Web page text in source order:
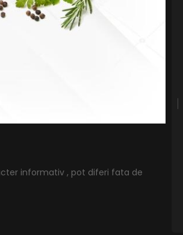
informativ , pot diferi fata de